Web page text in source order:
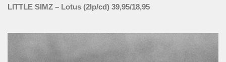
LITTLE SIMZ – Lotus (2lp/cd) 39,95/18,95